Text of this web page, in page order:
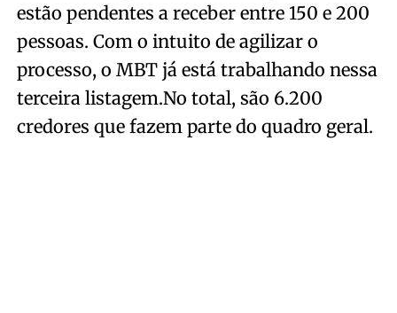
estão pendentes a receber entre 150 e 200
pessoas. Com o intuito de agilizar o
processo, o MBT já está trabalhando nessa
terceira listagem.No total, são 6.200
credores que fazem parte do quadro geral.